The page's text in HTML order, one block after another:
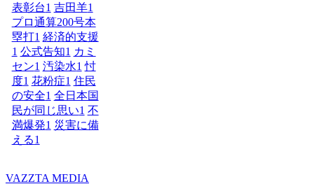
表彰台1 吉田羊1
プロ通算200号本
塁打1 経済的支援
1 公式告知1 カミ
セン1 汚染水1 忖
度1 花粉症1 住民
の安全1 全日本国
民が同じ思い1 不
満爆発1 災害に備
える1
VAZZTA MEDIA